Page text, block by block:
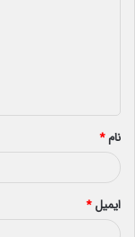
*
نام*
ایمیل*